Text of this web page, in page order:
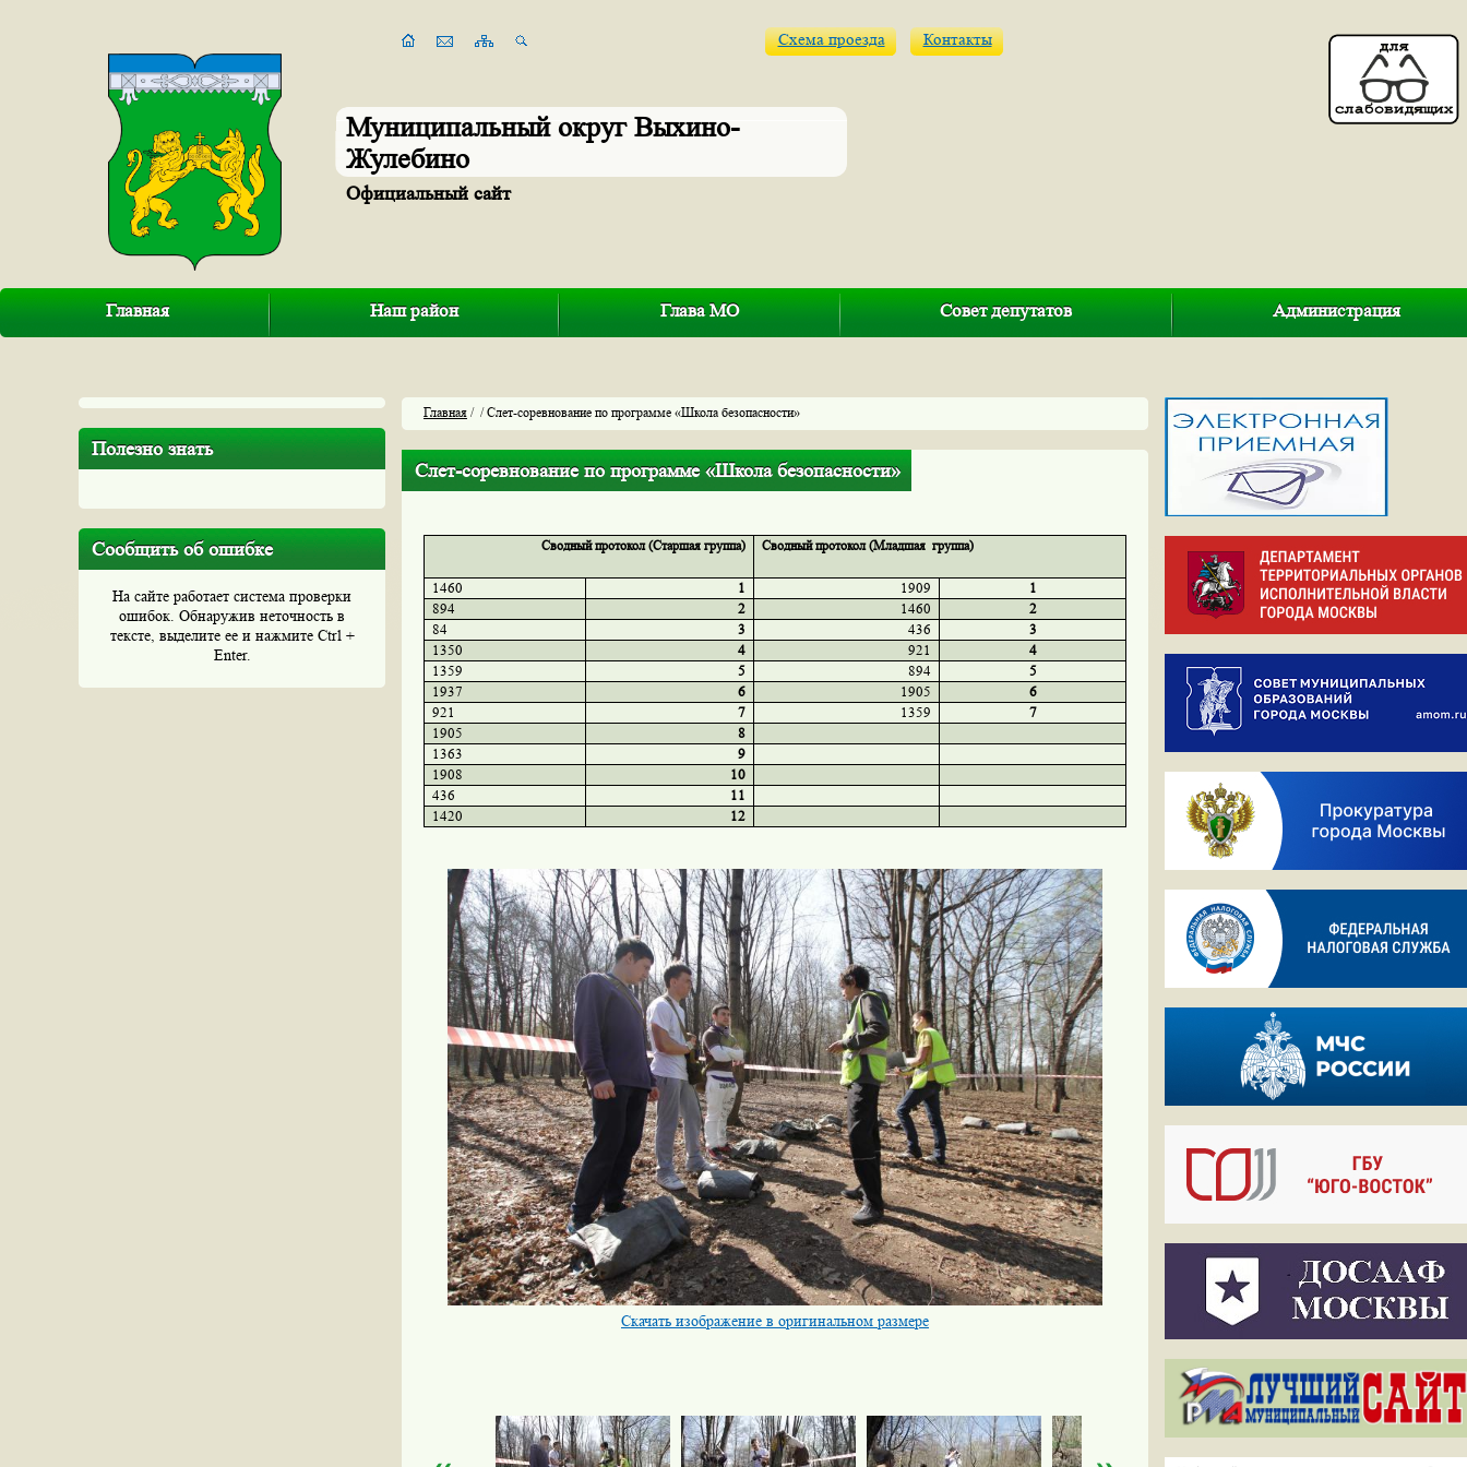
Муниципальный округ Выхино-
Жулебино
Официальный сайт
Схема проезда Контакты
Главная Наш район Глава МО Совет депутатов Администрация
Полезно знать
Сообщить об ошибке
На сайте работает система проверки
ошибок. Обнаружив неточность в
тексте, выделите ее и нажмите Ctrl +
Enter.
Главная / / Слет-соревнование по программе «Школа безопасности»
Слет-соревнование по программе «Школа безопасности»
Сводный протокол (Старшая группа) Сводный протокол (Младшая группа)
1460 1 1909
1
894
2 1460
2
84
3 436
3
1350
4 921
4
1359
5 894
5
1937
6 1905
6
921
7 1359
7
1905
8
1363
9
1908
10
436
11
1420
12
Скачать изображение в оригинальном размере